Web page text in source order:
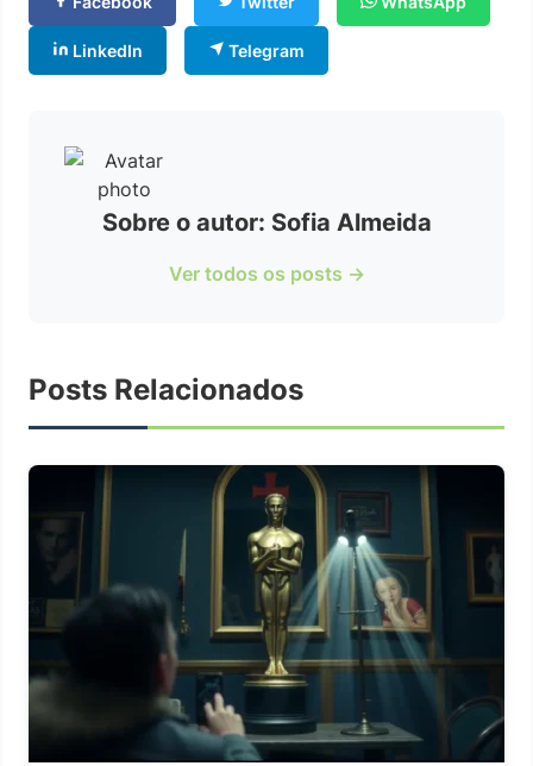
LinkedIn Telegram
Sobre o autor: Sofia Almeida
Ver todos os posts →
Posts Relacionados